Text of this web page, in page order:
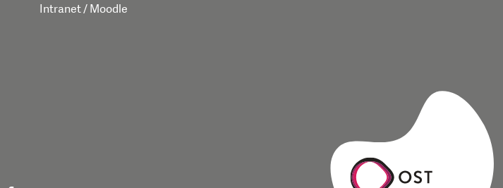
Intranet / Moodle